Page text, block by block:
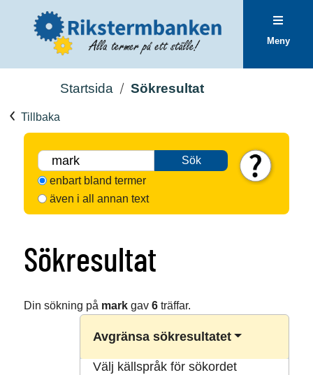
Meny
Startsida Sökresultat
Tillbaka
Sök
enbart bland termer
även i all annan text
Sökresultat
Din sökning på markgav 6träffar.
Avgränsa sökresultatet
Välj källspråk för sökordet